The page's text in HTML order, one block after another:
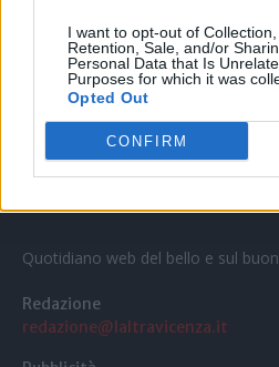
I want to opt-out of Collection,
Retention, Sale, and/or
Personal Data that Is
Purposes for which it was
Opted Out
CONFIRM
31 Luglio 2026
Quotidiano web del bello e sul
Redazione
redazione@laltravicenza.it